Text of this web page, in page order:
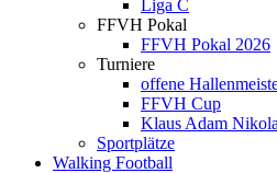
Liga C
FFVH Pokal
FFVH Pokal 2026
Turniere
offene
FFVH Cup
Klaus Adam
Sportplätze
Walking Football